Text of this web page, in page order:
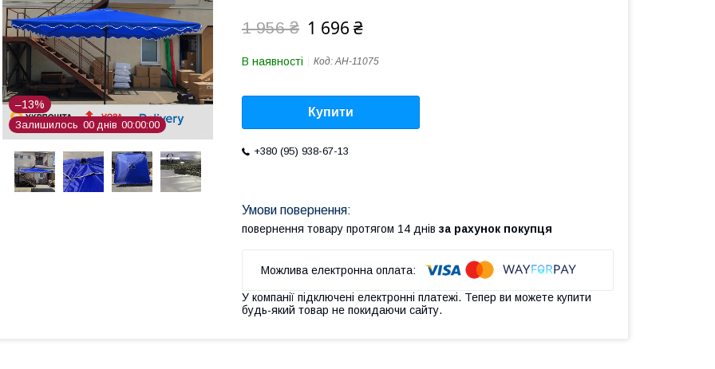
–13%
Залишилось 00 днів 00 00 00
1 956 ₴ 1 696 ₴
В наявності Код:AH-11075
Купити
+380 (95) 938-67-13
повернення товару протягом 14 днів за рахунок покупця
У компанії підключені електронні платежі. Тепер ви можете купити
будь-який товар не покидаючи сайту.